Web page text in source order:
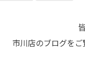
市川店のブログをご